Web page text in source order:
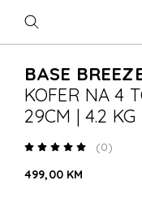
BASE
KOFER NA 4
29CM | 4.2 KG
(0)
499,00 KM